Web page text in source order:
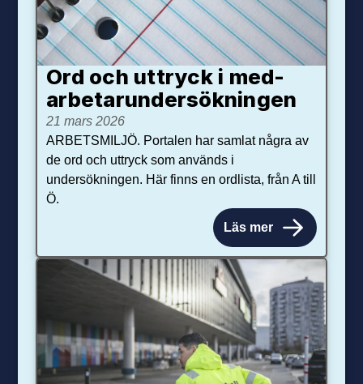
Ord och uttryck i med­­
arbetar­­under­sökningen
21 mars 2026
ARBETSMILJÖ. Portalen har samlat några av
de ord och uttryck som används i
undersökningen. Här finns en ordlista, från A till
Ö.
Läs mer